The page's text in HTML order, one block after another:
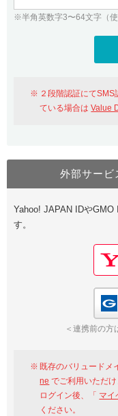
WHOIS検索
おすすめ One レン
Google
GMO ID
Value
Google
GMO ID
※半角英数字3〜64文字（使
２段階認証にて
ている場合はValue
外部サービ
Yahoo! JAPAN IDやGMO
す。
＜連携前の方
既存のバリュードメ
ne でご利用いただけ
ログイン後、「 マイ
ください。